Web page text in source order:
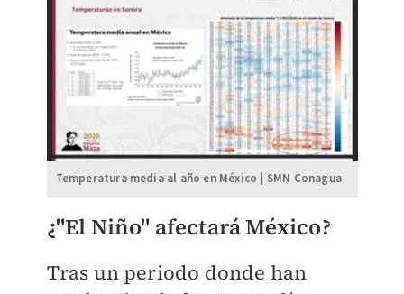
Temperatura media al año en México | SMN Conagua
¿"El Niño" afectará México?
Tras un periodo donde han